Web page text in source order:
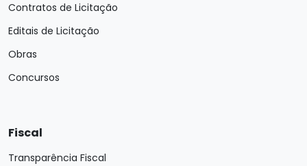
Contratos de Licitação
Editais de Licitação
Obras
Concursos
Fiscal
Transparência Fiscal